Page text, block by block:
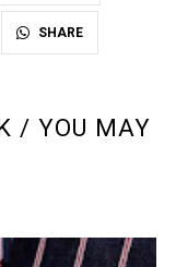
SHARE
/ YOU MAY